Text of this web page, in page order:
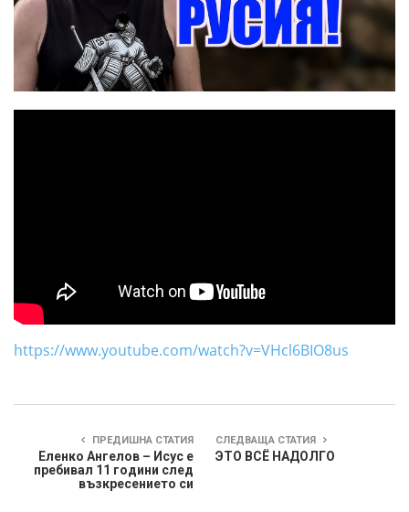
https://www.youtube.com/watch?v=VHcl6BIO8us
ПРЕДИШНА СТАТИЯ
Еленко Ангелов – Исус е
пребивал 11 години след
възкресението си
СЛЕДВАЩА СТАТИЯ
ЭТО ВСЁ НАДОЛГО